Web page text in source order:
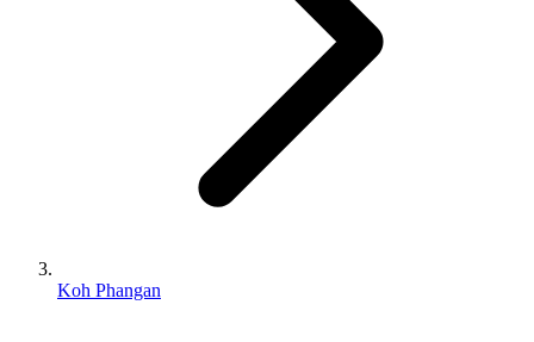
Koh Phangan